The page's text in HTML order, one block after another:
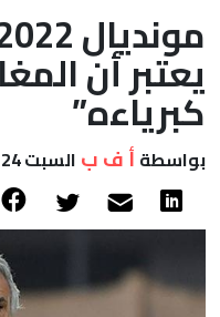
يعتبر أن
كبرياءه”
بواسطة أ ف ب السبت 24 ديسمبر, 2022 - 19:10